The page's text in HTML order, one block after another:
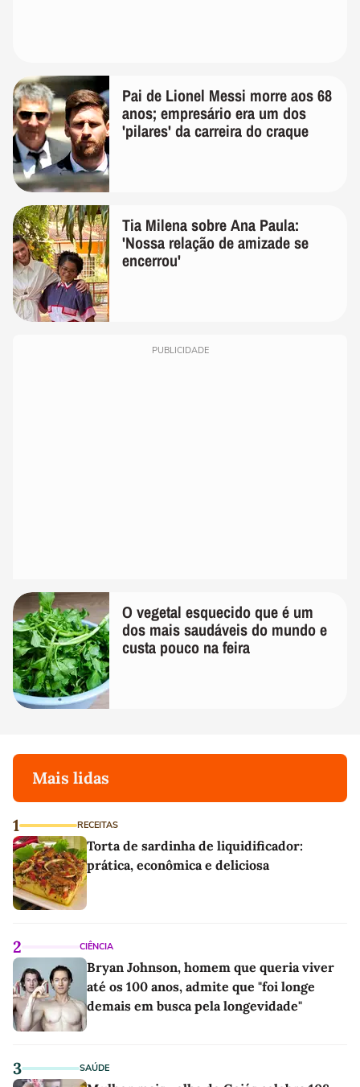
Pai de Lionel Messi morre aos 68
anos; empresário era um dos
'pilares' da carreira do craque
Tia Milena sobre Ana Paula:
'Nossa relação de amizade se
encerrou'
PUBLICIDADE
O vegetal esquecido que é um
dos mais saudáveis do mundo e
custa pouco na feira
Mais lidas
1 RECEITAS
Torta de sardinha de liquidificador:
prática, econômica e deliciosa
2 CIÊNCIA
Bryan Johnson, homem que queria viver
até os 100 anos, admite que "foi longe
demais em busca pela longevidade"
3 SAÚDE